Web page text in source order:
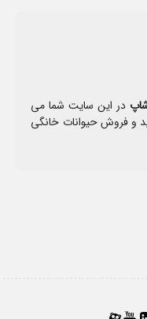
در این سایت شما می
و فروش حیوانات خانگی